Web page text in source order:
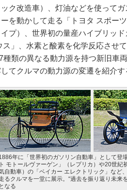
ク改造車）、灯油などを使って
を動かして走る「トヨタ スポー
イプ）、世界初の量産ハイブリッ
ス」、水素と酸素を化学反応させ
種類の異なる動力源を持つ新旧車
てクルマの動力源の変遷を紹介す
年に「世界初のガソリン自動車」として登
ト モトールヴァーゲン」（レプリカ）や20世紀
自動車）の「ベイカー エレクトリック」など
るクルマを一堂に展示。“過去を振り返り未来
となる